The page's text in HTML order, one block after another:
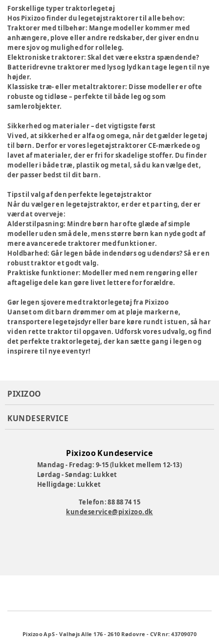
Forskellige typer traktorlegetøj
Hos Pixizoo finder du legetøjstraktorer til alle behov:
Traktorer med tilbehør: Mange modeller kommer med
anhængere, plove eller andre redskaber, der giver endnu
mere sjov og mulighed for rolleleg.
Elektroniske traktorer: Skal det være ekstra spændende?
Batteridrevne traktorer med lys og lyd kan tage legen til nye
højder.
Klassiske træ- eller metaltraktorer: Disse modeller er ofte
robuste og tidløse – perfekte til både leg og som
samlerobjekter.
Sikkerhed og materialer – det vigtigste først
Vi ved, at sikkerhed er alfa og omega, når det gælder legetøj
til børn. Derfor er vores legetøjstraktorer CE-mærkede og
lavet af materialer, der er fri for skadelige stoffer. Du finder
modeller i både træ, plastik og metal, så du kan vælge det,
der passer bedst til dit barn.
Tips til valg af den perfekte legetøjstraktor
Når du vælger en legetøjstraktor, er der et par ting, der er
værd at overveje:
Alderstilpasning: Mindre børn har ofte glæde af simple
modeller uden små dele, mens større børn kan nyde godt af
mere avancerede traktorer med funktioner.
Holdbarhed: Går legen både indendørs og udendørs? Så er en
robust traktor et godt valg.
Praktiske funktioner: Modeller med nem rengøring eller
aftagelige dele kan gøre livet lettere for forældre.
Gør legen sjovere med traktorlegetøj fra Pixizoo
Uanset om dit barn drømmer om at pløje markerne,
transportere legetøjsdyr eller bare køre rundt i stuen, så har
vi den rette traktor til opgaven. Udforsk vores udvalg, og find
det perfekte traktorlegetøj, der kan sætte gang i legen og
inspirere til nye eventyr!
PIXIZOO
KUNDESERVICE
Pixizoo Kundeservice
Mandag - Fredag: 9-15 (lukket mellem 12-13)
Lørdag - Søndag: Lukket
Helligdage: Lukket
Telefon: 88 88 74 15
kundeservice@pixizoo.dk
Pixizoo ApS-Valhøjs Alle 176 - 2610 Rødovre - CVR nr: 43709070